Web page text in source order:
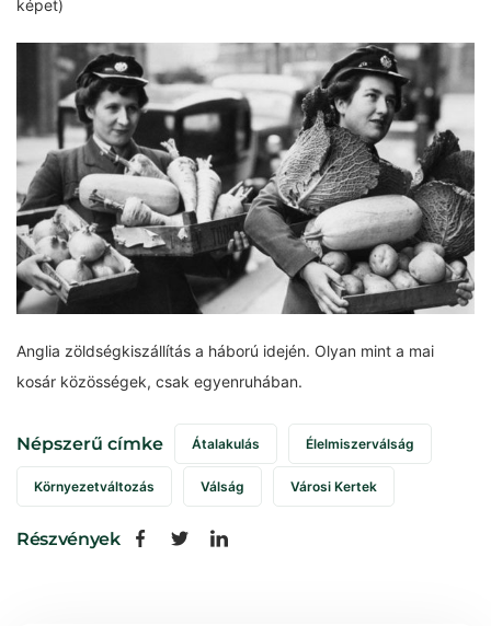
képet)
Anglia zöldségkiszállítás a háború idején. Olyan mint a mai
kosár közösségek, csak egyenruhában.
Népszerű címke Átalakulás Élelmiszerválság
Környezetváltozás Válság Városi Kertek
Részvények